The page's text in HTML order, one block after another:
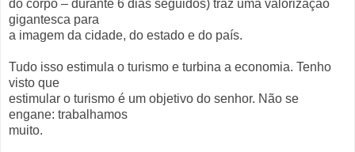
do corpo – durante 6 dias seguidos) traz uma valorização
gigantesca para
a imagem da cidade, do estado e do país.
Tudo isso estimula o turismo e turbina a economia. Tenho
visto que
estimular o turismo é um objetivo do senhor. Não se
engane: trabalhamos
muito.